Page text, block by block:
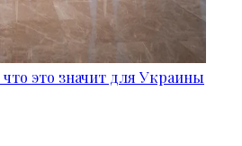
это значит для Украины